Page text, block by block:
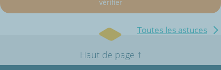
vérifier
Toutes les astuces
Haut de page ↑